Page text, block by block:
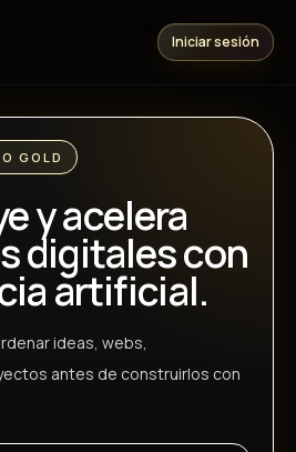
Iniciar sesión
GOLD
y acelera
digitales con
artificial.
ideas, webs,
antes de construirlos con